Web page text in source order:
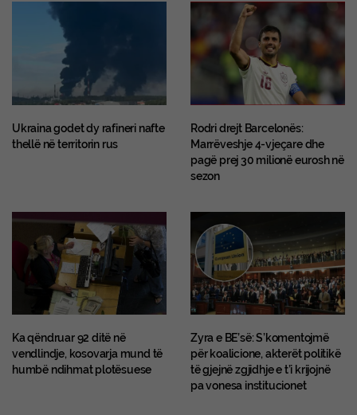
Ukraina godet dy rafineri nafte
thellë në territorin rus
Rodri drejt Barcelonës:
Marrëveshje 4-vjeçare dhe
pagë prej 30 milionë eurosh në
sezon
Ka qëndruar 92 ditë në
vendlindje, kosovarja mund të
humbë ndihmat plotësuese
Zyra e BE’së: S’komentojmë
për koalicione, akterët politikë
të gjejnë zgjidhje e t’i krijojnë
pa vonesa institucionet